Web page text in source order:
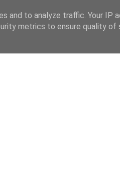
and to analyze traffic. Your IP
metrics to ensure quality of